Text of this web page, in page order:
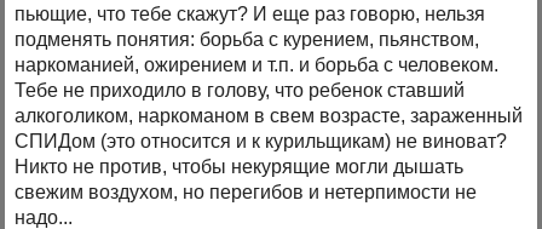
пьющие, что тебе скажут? И еще раз говорю, нельзя
подменять понятия: борьба с курением, пьянством,
наркоманией, ожирением и т.п. и борьба с человеком.
Тебе не приходило в голову, что ребенок ставший
алкоголиком, наркоманом в свем возрасте, зараженный
СПИДом (это относится и к курильщикам) не виноват?
Никто не против, чтобы некурящие могли дышать
свежим воздухом, но перегибов и нетерпимости не
надо...